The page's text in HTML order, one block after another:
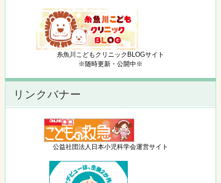
糸魚川こどもクリニックBLOGサイト
※随時更新・公開中※
リンクバナー
公益社団法人日本小児科学会運営サイト